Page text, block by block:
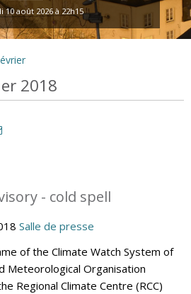
10 août 2026 à 22h15
2018
- cold spell
Salle de presse
of the Climate Watch System of
Meteorological Organisation
Regional Climate Centre (RCC)